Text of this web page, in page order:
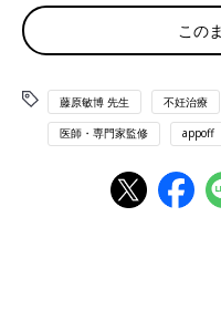
基本的な不妊治療の流れや
て、藤原敏博先生にお聞き
１人で悩まずに受診を
高いと思います。とくに不
が痛いなどの自覚症状がな
この
藤原敏博 先生 不妊治療
医師・専門家監修 appoff